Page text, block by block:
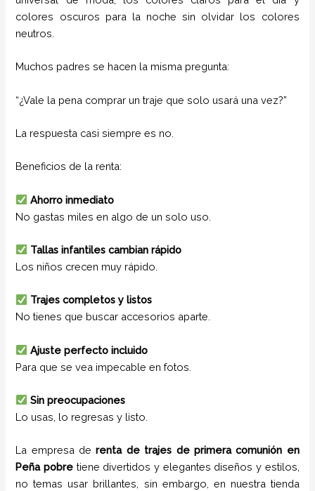
colores oscuros para la noche sin olvidar los colores
neutros.
Muchos padres se hacen la misma pregunta:
“¿Vale la pena comprar un traje que solo usará una vez?”
La respuesta casi siempre es no.
Beneficios de la renta:
Ahorro inmediato
No gastas miles en algo de un solo uso.
Tallas infantiles cambian rápido
Los niños crecen muy rápido.
Trajes completos y listos
No tienes que buscar accesorios aparte.
Ajuste perfecto incluido
Para que se vea impecable en fotos.
Sin preocupaciones
Lo usas, lo regresas y listo.
La empresa derenta de trajes de primera comunión en
Peña pobre tiene divertidos y elegantes diseños y estilos,
no temas usar brillantes, sin embargo, en nuestra tienda